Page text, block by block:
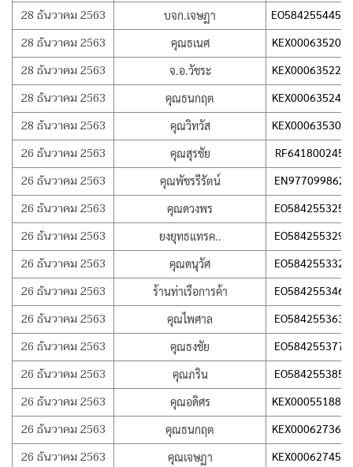
28 ธันวาคม 2563 บจก.เจษฏา
28 ธันวาคม 2563 คุณธเนศ
28 ธันวาคม 2563 จ.อ.วัชระ
28 ธันวาคม 2563 คุณธนกฤต
28 ธันวาคม 2563 คุณวิทวัส
26 ธันวาคม 2563 คุณสุรชัย
26 ธันวาคม 2563 คุณพัชรรีรัตน์
26 ธันวาคม 2563 คุณดวงพร
26 ธันวาคม 2563 ยงยุทธแทรค..
26 ธันวาคม 2563 คุณดนุวัศ
26 ธันวาคม 2563 ร้านท่าเรือการค้า
26 ธันวาคม 2563 คุณไพศาล
26 ธันวาคม 2563 คุณธงชัย
26 ธันวาคม 2563 คุณภริน
26 ธันวาคม 2563 คุณอดิศร
26 ธันวาคม 2563 คุณธนกฤต
26 ธันวาคม 2563 คุณเจษฏา